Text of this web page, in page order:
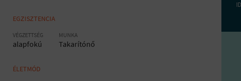
EGZISZTENCIA
VÉGZETTSÉG
alapfokú
MUNKA
Takarítónő
ÉLETMÓD